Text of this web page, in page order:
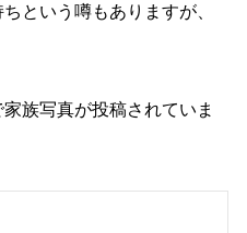
という噂もありますが、
族写真が投稿されていま